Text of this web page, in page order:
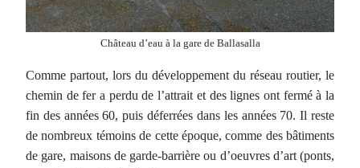
Château d’eau à la gare de Ballasalla
Comme partout, lors du développement du réseau routier, le
chemin de fer a perdu de l’attrait et des lignes ont fermé à la
fin des années 60, puis déferrées dans les années 70. Il reste
de nombreux témoins de cette époque, comme des bâtiments
de gare, maisons de garde-barrière ou d’oeuvres d’art (ponts,